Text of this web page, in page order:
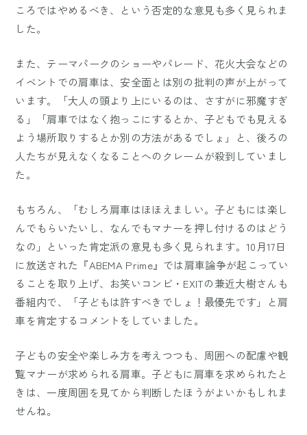
ころではやめるべき、という否定的な意見も多く見られま
した。
また、テーマパークのショーやパレード、花火大会などの
イベントでの肩車は、安全面とは別の批判の声が上がって
います。「大人の頭より上にいるのは、さすがに邪魔すぎ
る」「肩車ではなく抱っこにするとか、子どもでも見える
よう場所取りするとか別の方法があるでしょ」と、後ろの
人たちが見えなくなることへのクレームが殺到していまし
た。
もちろん、「むしろ肩車はほほえましい。子どもには楽し
んでもらいたいし、なんでもマナーを押し付けるのはどう
なの」といった肯定派の意見も多く見られます。10月17日
に放送された『ABEMA Prime』では肩車論争が起こってい
ることを取り上げ、お笑いコンビ・EXITの兼近大樹さんも
番組内で、「子どもは許すべきでしょ！最優先です」と肩
車を肯定するコメントをしていました。
子どもの安全や楽しみ方を考えつつも、周囲への配慮や観
覧マナーが求められる肩車。子どもに肩車を求められたと
きは、一度周囲を見てから判断したほうがよいかもしれま
せんね。